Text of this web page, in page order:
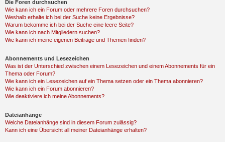
Die Foren durchsuchen
Wie kann ich ein Forum oder mehrere Foren durchsuchen?
Weshalb erhalte ich bei der Suche keine Ergebnisse?
Warum bekomme ich bei der Suche eine leere Seite?
Wie kann ich nach Mitgliedern suchen?
Wie kann ich meine eigenen Beiträge und Themen finden?
Abonnements und Lesezeichen
Was ist der Unterschied zwischen einem Lesezeichen und einem Abonnements für ein
Thema oder Forum?
Wie kann ich ein Lesezeichen auf ein Thema setzen oder ein Thema abonnieren?
Wie kann ich ein Forum abonnieren?
Wie deaktiviere ich meine Abonnements?
Dateianhänge
Welche Dateianhänge sind in diesem Forum zulässig?
Kann ich eine Übersicht all meiner Dateianhänge erhalten?